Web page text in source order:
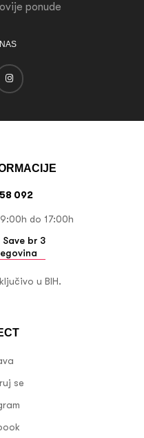
ponude
se
092
do 17:00h
br 3
u BIH.